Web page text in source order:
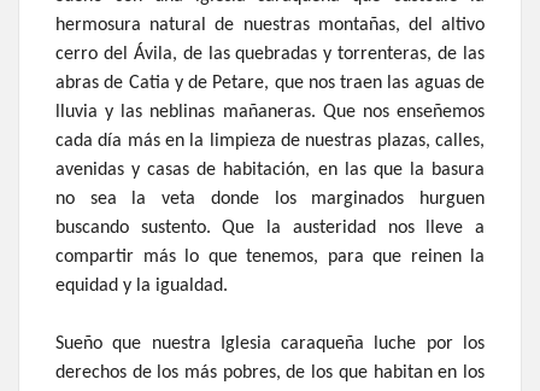
hermosura natural de nuestras montañas, del altivo
cerro del Ávila, de las quebradas y torrenteras, de las
abras de Catia y de Petare, que nos traen las aguas de
lluvia y las neblinas mañaneras. Que nos enseñemos
cada día más en la limpieza de nuestras plazas, calles,
avenidas y casas de habitación, en las que la basura
no sea la veta donde los marginados hurguen
buscando sustento. Que la austeridad nos lleve a
compartir más lo que tenemos, para que reinen la
equidad y la igualdad.
Sueño que nuestra Iglesia caraqueña luche por los
derechos de los más pobres, de los que habitan en los